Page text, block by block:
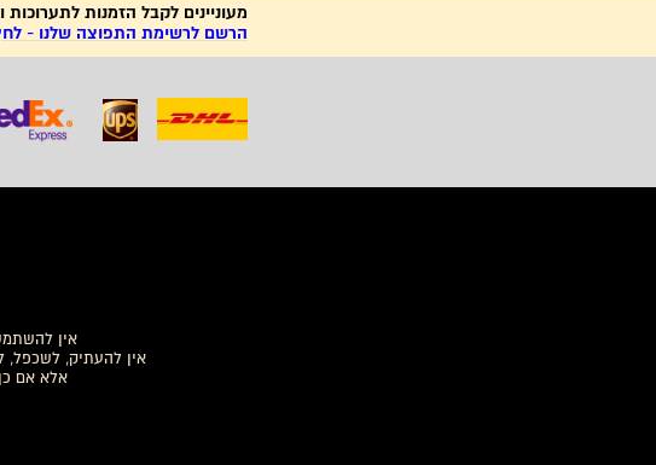
אין
אין להעתיק, לשכפל,
אלא אם
מעוניינים לקבל הזמנות לתערוכות
הרשם לרשימת התפוצה שלנו -